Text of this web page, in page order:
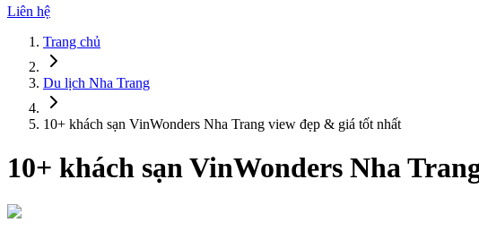
Liên hệ
Trang chủ
Du lịch Nha Trang
10+ khách sạn VinWonders Nha Trang view đẹp & giá tốt nhất
10+ khách sạn VinWonders Nha